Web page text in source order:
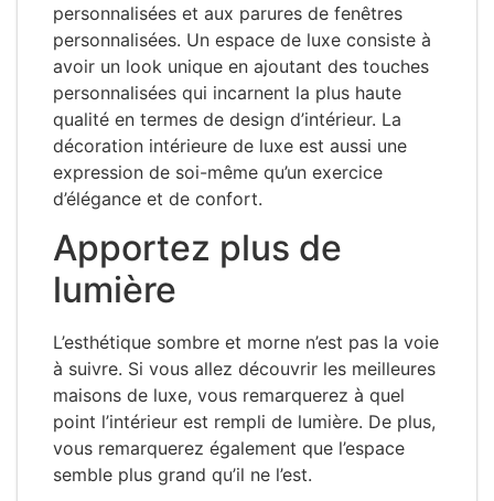
personnalisées et aux parures de fenêtres
personnalisées. Un espace de luxe consiste à
avoir un look unique en ajoutant des touches
personnalisées qui incarnent la plus haute
qualité en termes de design d’intérieur. La
décoration intérieure de luxe est aussi une
expression de soi-même qu’un exercice
d’élégance et de confort.
Apportez plus de
lumière
L’esthétique sombre et morne n’est pas la voie
à suivre. Si vous allez découvrir les meilleures
maisons de luxe, vous remarquerez à quel
point l’intérieur est rempli de lumière. De plus,
vous remarquerez également que l’espace
semble plus grand qu’il ne l’est.